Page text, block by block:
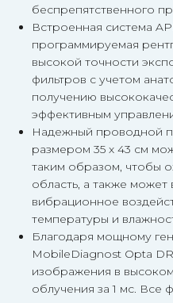
беспрепятственного
Встроенная система
программируемая
высокой точности
фильтров с учетом
получению
эффективным
Надежный проводной
размером 35 х 43 см
таким образом, чтобы
область, а также
вибрационное
температуры и
Благодаря мощному
MobileDiagnost Opta
изображения в
облучения за 1 мс. Все